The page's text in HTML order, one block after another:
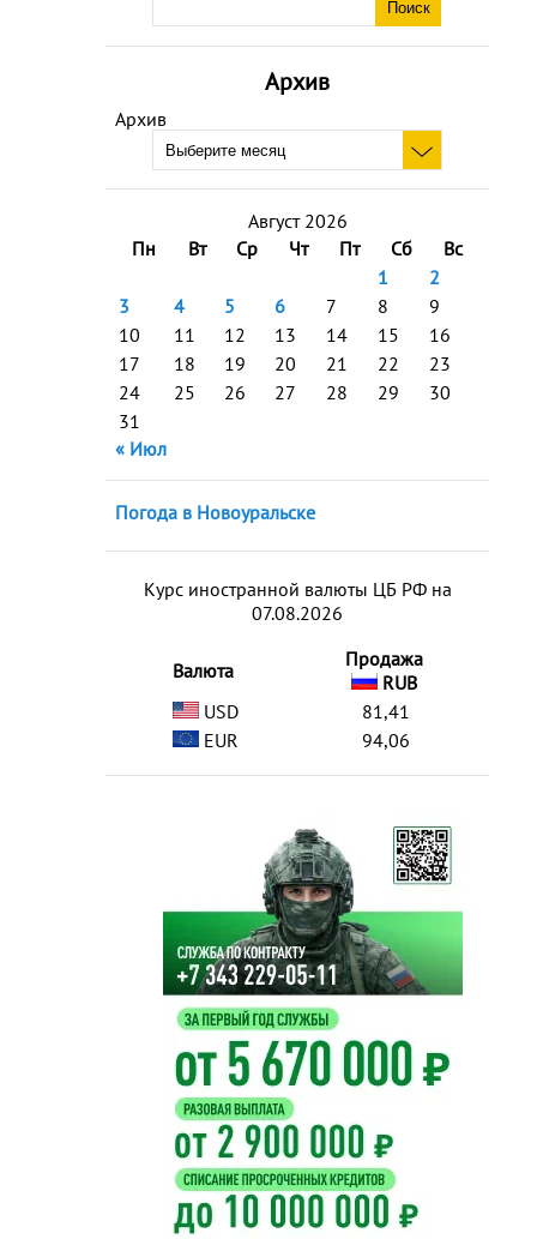
Архив
Архив
Август 2026
Пн
Вт Ср Чт Пт Сб
Вс
1
2
3
4 5 6 7 8
9
10
11 12 13 14 15
16
17
18 19 20 21 22
23
24
25 26 27 28 29
30
31
« Июл
Погода в Новоуральске
Курс иностранной валюты ЦБ РФ на
07.08.2026
Валюта
Продажа
RUB
USD
81,41
EUR
94,06